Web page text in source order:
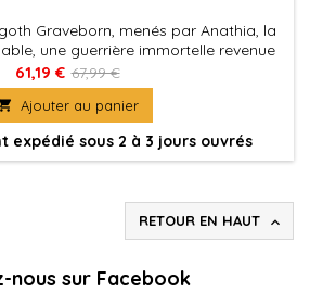
Graveborn, menés par Anathia, la
une guerrière immortelle revenue
plusieurs siècles avec une armée
immortelles à ses côtés.
61,19 € 67,99 €
Ajouter au panier
expédié sous 2 à 3 jours ouvrés
RETOUR EN HAUT 
nous sur Facebook